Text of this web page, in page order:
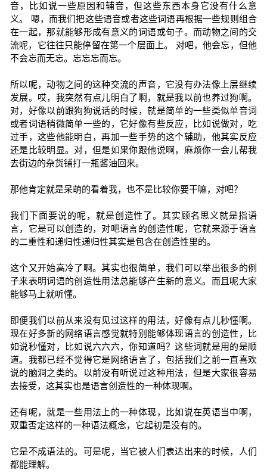
音，比如说一些原因和辅音，但这些东西本身它没有什么意
义。 嗯，而我们把这些语音或者这些词语再根据一些规则组合
在一起，那就能够形成有意义的词语或句子。而动物之间的交
流呢，它往往只能停留在第一个层面上。 对吧，他会忘，但他
不会忘而无忘。忘忘忘而忘。
所以呢，动物之间的这种交流的声音，它没有办法像上层继续
发展。哎，我突然有点儿明白了啊，就是我以前也养过狗啊。
对，好像以前跟狗狗说话的时候，就是简单的一些类似单音词
或者词语稍微简单一些的，它好像有些反应，比如说做对，吃
过手，这些他能明白，再加一些手势的这个辅助，他其实反应
还是比较明显。对，但是如果你跟他说啊，麻烦你一会儿帮我
去街边的杂货铺打一瓶酱油回来。
那他肯定就是呆萌的看着我，也不是比较你要干嘛，对吧？
我们下面要说的呢，就是创造性了。其实顾名思义就是指语
言，它是可以创造的，对吧语言的创造性呢，它就来源于语言
的二重性和递归性递归性其实是包含在创造性里的。
这个又开始高冷了啊。其实也很简单，我们可以举出很多的例
子来表明词语的创造性用法总能够产生新的意义。而且呢大家
能够马上就听懂。
即便我们以前从来没有见过这样的用法，好像有点儿秒懂啊。
现在好多新的网络语言感觉就特别能够体现语言的创造性，比
如说秒懂对，比如说六六六，你知道吗？这些词就是用的是顺
道。我都已经不觉得它是网络语言了，包括我们之前一直喜欢
说的脑洞之类的。以前没有听说过这种用法，但是大家很容易
去接受，这其实也是语言创造性的一种体现啊。
还有呢，就是一些用法上的一种体现，比如说在英语当中啊，
双重否定这样的一种语法概念，它起初是没有的。
它是不成语法的。可是呢，当它被人们表达出来的时候，人们
都能理解。